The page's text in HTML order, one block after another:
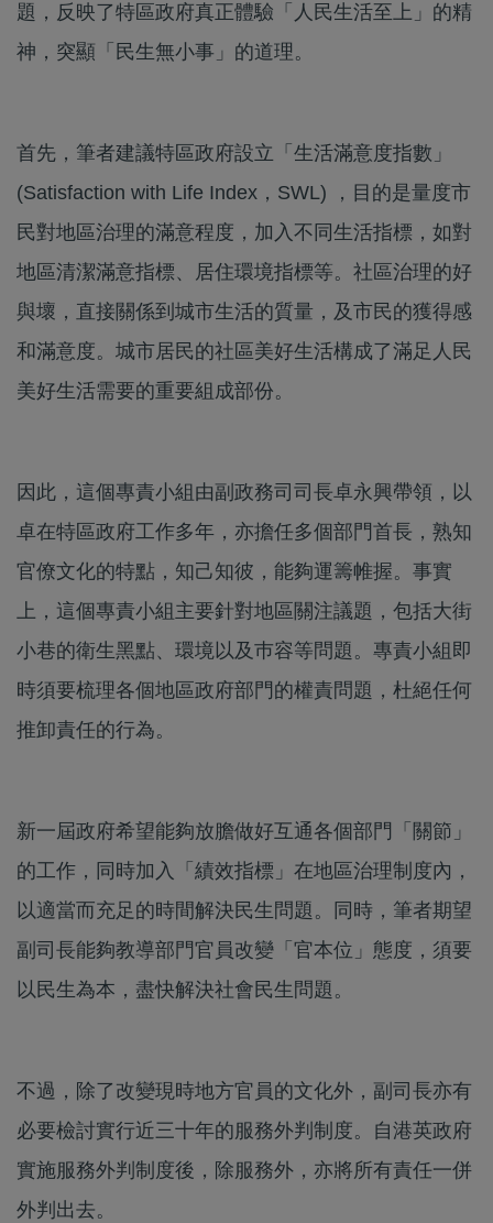
題，反映了特區政府真正體驗「人民生活至上」的精
神，突顯「民生無小事」的道理。
首先，筆者建議特區政府設立「生活滿意度指數」
(Satisfaction with Life Index，SWL) ，目的是量度市
民對地區治理的滿意程度，加入不同生活指標，如對
地區清潔滿意指標、居住環境指標等。社區治理的好
與壞，直接關係到城市生活的質量，及市民的獲得感
和滿意度。城市居民的社區美好生活構成了滿足人民
美好生活需要的重要組成部份。
因此，這個專責小組由副政務司司長卓永興帶領，以
卓在特區政府工作多年，亦擔任多個部門首長，熟知
官僚文化的特點，知己知彼，能夠運籌帷握。事實
上，這個專責小組主要針對地區關注議題，包括大街
小巷的衛生黑點、環境以及巿容等問題。專責小組即
時須要梳理各個地區政府部門的權責問題，杜絕任何
推卸責任的行為。
新一屆政府希望能夠放膽做好互通各個部門「關節」
的工作，同時加入「績效指標」在地區治理制度內，
以適當而充足的時間解決民生問題。同時，筆者期望
副司長能夠教導部門官員改變「官本位」態度，須要
以民生為本，盡快解決社會民生問題。
不過，除了改變現時地方官員的文化外，副司長亦有
必要檢討實行近三十年的服務外判制度。自港英政府
實施服務外判制度後，除服務外，亦將所有責任一併
外判出去。